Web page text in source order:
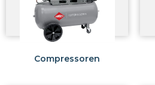
Compressoren